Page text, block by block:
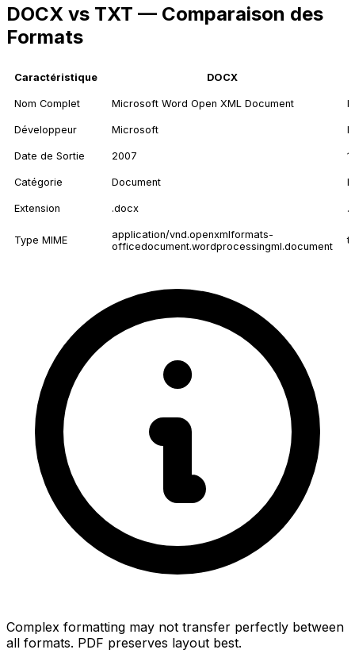
DOCX vs TXT — Comparaison des
Formats
Caractéristique DOCX
Nom Complet Microsoft Word Open XML Document
Développeur Microsoft
Date de Sortie 2007
Catégorie Document
Extension .docx
Type MIME
application/vnd.openxmlformats-
officedocument.wordprocessingml.document
Complex formatting may not transfer perfectly between
all formats. PDF preserves layout best.